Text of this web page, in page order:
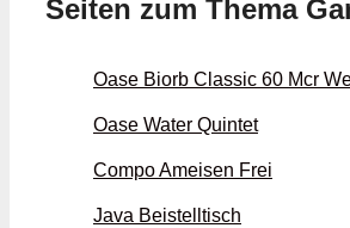
Seiten zum Thema
Oase Biorb Classic 60 Mcr
Oase Water Quintet
Compo Ameisen Frei
Java Beistelltisch